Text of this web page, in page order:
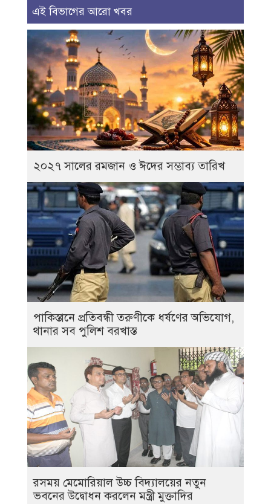
এই বিভাগের আরো খবর
২০২৭ সালের রমজান ও ঈদের সম্ভাব্য তারিখ
পাকিস্তানে প্রতিবন্ধী তরুণীকে ধর্ষণের অভিযোগ,
থানার সব পুলিশ বরখাস্ত
রসময় মেমোরিয়াল উচ্চ বিদ্যালয়ের নতুন
ভবনের উদ্বোধন করলেন মন্ত্রী মুক্তাদির